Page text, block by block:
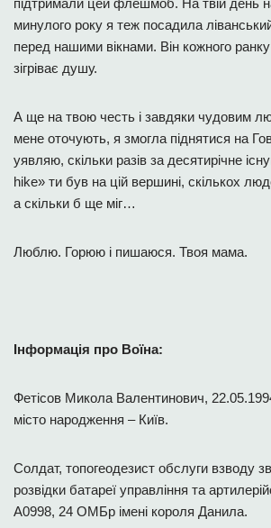
підтримали цей флешмоб. На твій день
минулого року я теж посадила
перед нашими вікнами. Він кожного ранку
зігріває душу.
А ще на твою честь і завдяки чудовим
мене оточують, я змогла піднятися на
уявляю, скільки разів за десятирічне
hike» ти був на цій вершині, скількох
а скільки б ще міг…
Люблю. Горюю і пишаюся. Твоя мама.
Інформація про Воїна:
Фетісов Микола Валентинович,
місто народження – Київ.
Солдат, топогеодезист обслуги взводу
розвідки батареї управління та
А0998, 24 ОМБр імені короля Данила.